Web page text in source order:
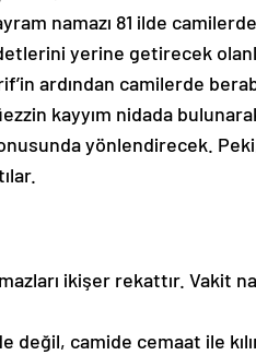
namazı 81 ilde
yerine getirecek
ardından camilerde
kayyım nidada
yönlendirecek.
ikişer rekattır. Vakit
değil, camide cemaat ile